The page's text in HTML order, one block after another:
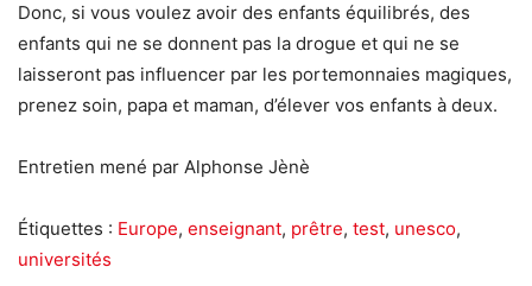
Donc, si vous voulez avoir des enfants équilibrés, des
enfants qui ne se donnent pas la drogue et qui ne se
laisseront pas influencer par les portemonnaies magiques,
prenez soin, papa et maman, d’élever vos enfants à deux.
Entretien mené par Alphonse Jènè
Étiquettes : Europe, enseignant, prêtre, test, unesco,
universités